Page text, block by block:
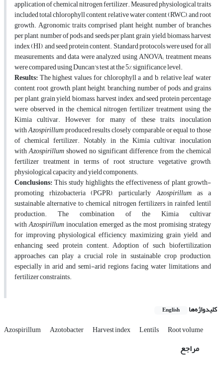
application of chemical nitrogen fertilizer. Measured physiological traits
included total chlorophyll content, relative water content (RWC), and root
growth. Agronomic traits comprised plant height, number of branches
per plant, number of pods and seeds per plant, grain yield, biomass, harvest
index (HI), and seed protein content. Standard protocols were used for all
measurements, and data were analyzed using ANOVA; treatment means
were compared using Duncan's test at the 5% significance level.
Results:The highest values for chlorophyll a and b, relative leaf water
content, root growth, plant height, branching, number of pods and grains
per plant, grain yield, biomass, harvest index, and seed protein percentage
were observed in the chemical nitrogen fertilizer treatment using the
Kimia cultivar. However, for many of these traits, inoculation
withAzospirillumproduced results closely comparable or equal to those
of chemical fertilizer. Notably, in the Kimia cultivar, inoculation
withAzospirillumshowed no significant difference from the chemical
fertilizer treatment in terms of root structure, vegetative growth,
physiological capacity, and yield components.
Conclusions:This study highlights the effectiveness of plant growth-
promoting rhizobacteria (PGPR), particularlyAzospirillum, as a
sustainable alternative to chemical nitrogen fertilizers in rainfed lentil
production. The combination of the Kimia cultivar
withAzospirilluminoculation emerged as the most promising strategy
for improving physiological efficiency, maximizing grain yield, and
enhancing seed protein content. Adoption of such biofertilization
approaches can play a crucial role in sustainable crop production,
especially in arid and semi-arid regions facing water limitations and
fertilizer constraints.
کلیدواژه‌ها English
Azospirillum Azotobacter Harvest index Lentils Root volume
مراجع